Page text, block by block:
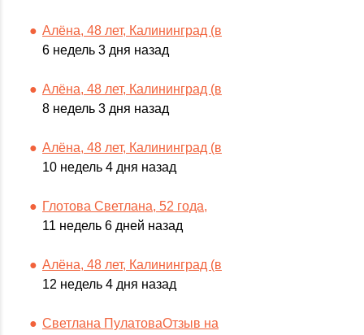
Алёна, 48 лет, Калининград (в
6 недель 3 дня назад
Алёна, 48 лет, Калининград (в
8 недель 3 дня назад
Алёна, 48 лет, Калининград (в
10 недель 4 дня назад
Глотова Светлана, 52 года,
11 недель 6 дней назад
Алёна, 48 лет, Калининград (в
12 недель 4 дня назад
Светлана ПулатоваОтзыв на